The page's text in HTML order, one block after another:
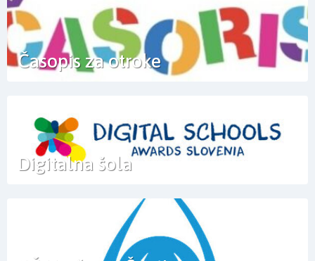
Časopis za otroke
Digitalna šola